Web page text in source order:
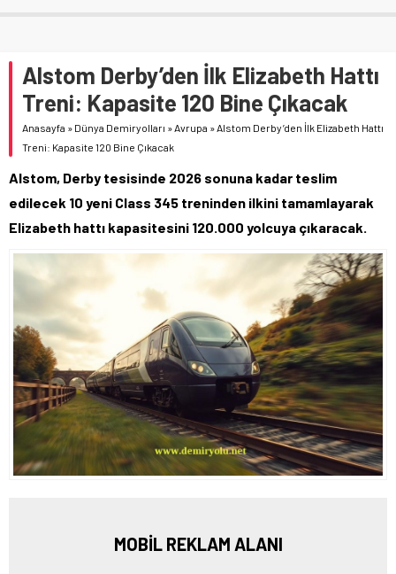
Alstom Derby’den İlk Elizabeth Hattı
Treni: Kapasite 120 Bine Çıkacak
Anasayfa » Dünya Demiryolları »Avrupa »Alstom Derby’den İlk Elizabeth Hattı
Treni: Kapasite 120 Bine Çıkacak
Alstom, Derby tesisinde 2026 sonuna kadar teslim
edilecek 10 yeni Class 345 treninden ilkini tamamlayarak
Elizabeth hattı kapasitesini 120.000 yolcuya çıkaracak.
MOBİL REKLAM ALANI